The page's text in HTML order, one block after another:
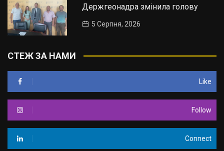
Держгеонадра змінила голову
5 Серпня, 2026
СТЕЖ ЗА НАМИ
Like
Follow
Connect